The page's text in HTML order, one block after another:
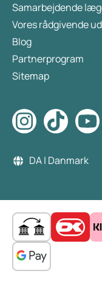
Samarbejdende
Vores rådgivende
Blog
Partnerprogram
Sitemap
DA | Danmark